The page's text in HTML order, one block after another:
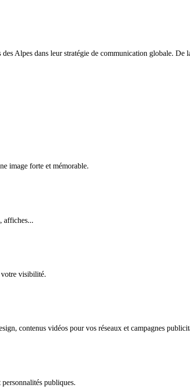
Alpes dans leur stratégie de communication globale.
image forte et mémorable.
affiches...
visibilité.
contenus vidéos pour vos réseaux et campagnes
publiques.